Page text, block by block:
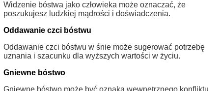
Widzenie bóstwa jako człowieka może oznaczać, że
poszukujesz ludzkiej mądrości i doświadczenia.
Oddawanie czci bóstwu
Oddawanie czci bóstwu w śnie może sugerować potrzebę
uznania i szacunku dla wyższych wartości w życiu.
Gniewne bóstwo
Gniewne bóstwo może być oznaką wewnętrznego konfliktu